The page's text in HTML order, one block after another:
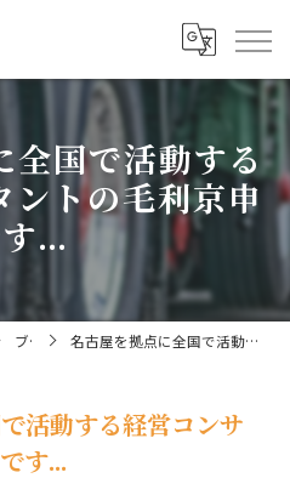
全国で活動する
ントの毛利京申
...
ブログ 名古屋を拠点に全国で活動する経営コンサルタントの毛利京申です...
活動する経営コンサ
す...